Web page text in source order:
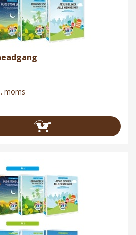
moms